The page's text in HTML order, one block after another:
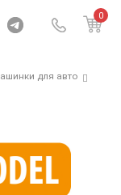
0
для авто